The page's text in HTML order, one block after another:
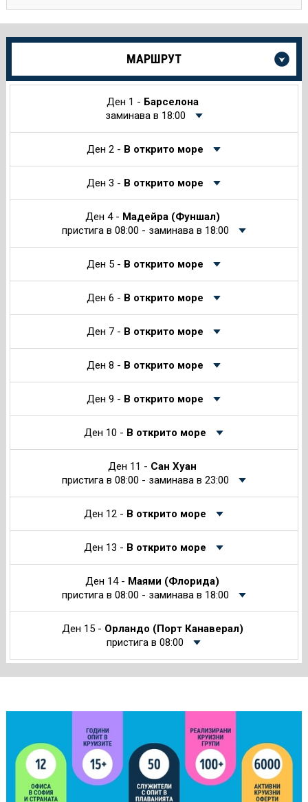
Още
за
МАРШРУТ
Ден 1 - Барселона
заминава в 18:00
Ден 2 - В открито море
Ден 3 - В открито море
Ден 4 - Мадейра (Фуншал)
пристига в 08:00 - заминава в 18:00
Ден 5 - В открито море
Ден 6 - В открито море
Ден 7 - В открито море
Ден 8 - В открито море
Ден 9 - В открито море
Ден 10 - В открито море
Ден 11 - Сан Хуан
пристига в 08:00 - заминава в 23:00
Ден 12 - В открито море
Ден 13 - В открито море
Ден 14 - Маями (Флорида)
пристига в 08:00 - заминава в 18:00
Ден 15 - Орландо (Порт Канаверал)
пристига в 08:00